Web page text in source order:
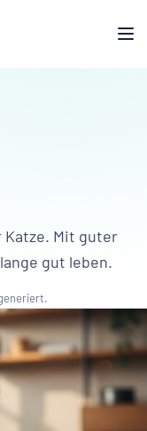
Katze. Mit guter
gut leben.